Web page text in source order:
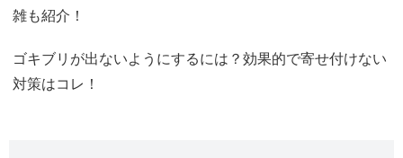
雑も紹介！
ゴキブリが出ないようにするには？効果的で寄せ付けない
対策はコレ！